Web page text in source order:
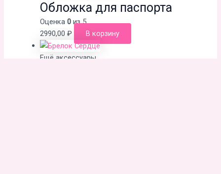
Обложка для паспорта
Оценка 0из 5
2990,00 ₽ В корзину
Ещё аксессуары